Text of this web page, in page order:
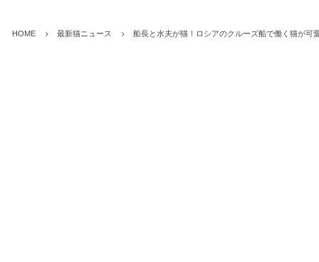
HOME 最新猫ニュース 船長と水夫が猫！ロシアのクルーズ船で働く猫が可